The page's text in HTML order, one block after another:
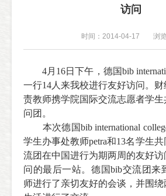
访问
时间：2014-04-17 浏
4月16日下午，德国bib
一行14人来我校进行友好访问。
责教师携学院国际交流志愿者学生
问团。
本次德国bib international
学生办事处教师petra和13名学生
流团在中国进行为期两周的友好
问的最后一站。德国bib交流团来
师进行了亲切友好的会谈，并围